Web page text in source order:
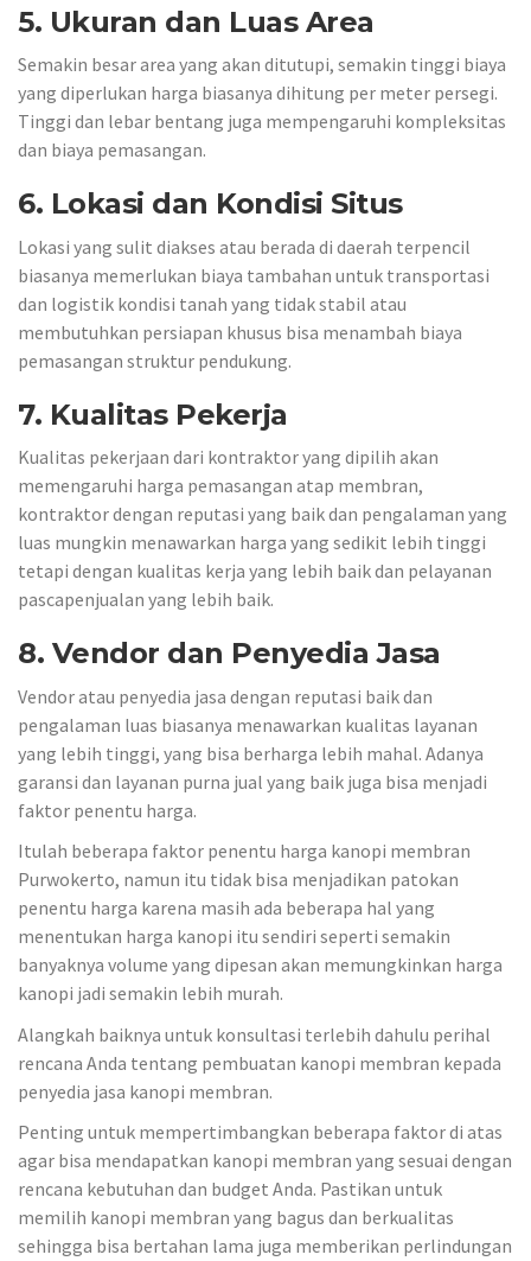
5. Ukuran dan Luas Area
Semakin besar area yang akan ditutupi, semakin tinggi biaya
yang diperlukan harga biasanya dihitung per meter persegi.
Tinggi dan lebar bentang juga mempengaruhi kompleksitas
dan biaya pemasangan.
6. Lokasi dan Kondisi Situs
Lokasi yang sulit diakses atau berada di daerah terpencil
biasanya memerlukan biaya tambahan untuk transportasi
dan logistik kondisi tanah yang tidak stabil atau
membutuhkan persiapan khusus bisa menambah biaya
pemasangan struktur pendukung.
7. Kualitas Pekerja
Kualitas pekerjaan dari kontraktor yang dipilih akan
memengaruhi harga pemasangan atap membran,
kontraktor dengan reputasi yang baik dan pengalaman yang
luas mungkin menawarkan harga yang sedikit lebih tinggi
tetapi dengan kualitas kerja yang lebih baik dan pelayanan
pascapenjualan yang lebih baik.
8. Vendor dan Penyedia Jasa
Vendor atau penyedia jasa dengan reputasi baik dan
pengalaman luas biasanya menawarkan kualitas layanan
yang lebih tinggi, yang bisa berharga lebih mahal. Adanya
garansi dan layanan purna jual yang baik juga bisa menjadi
faktor penentu harga.
Itulah beberapa faktor penentu harga kanopi membran
Purwokerto, namun itu tidak bisa menjadikan patokan
penentu harga karena masih ada beberapa hal yang
menentukan harga kanopi itu sendiri seperti semakin
banyaknya volume yang dipesan akan memungkinkan harga
kanopi jadi semakin lebih murah.
Alangkah baiknya untuk konsultasi terlebih dahulu perihal
rencana Anda tentang pembuatan kanopi membran kepada
penyedia jasa kanopi membran.
Penting untuk mempertimbangkan beberapa faktor di atas
agar bisa mendapatkan kanopi membran yang sesuai dengan
rencana kebutuhan dan budget Anda. Pastikan untuk
memilih kanopi membran yang bagus dan berkualitas
sehingga bisa bertahan lama juga memberikan perlindungan